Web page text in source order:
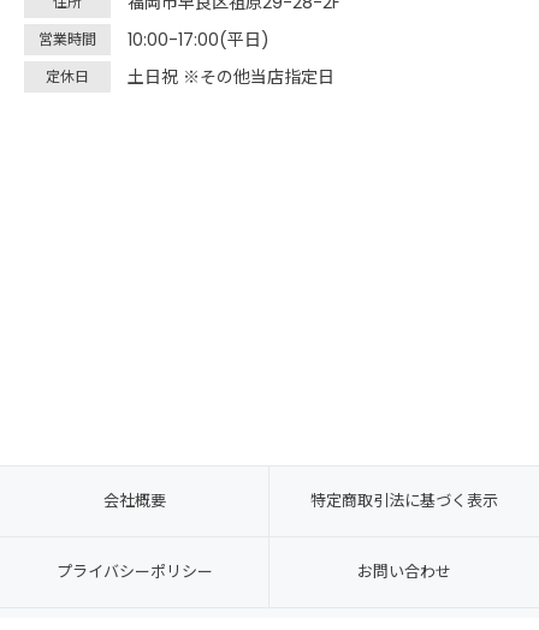
営業時間 10:00-17:00(平日)
定休日 土日祝 ※その他当店指定日
会社概要 特定商取引法に基づく表示
プライバシーポリシー お問い合わせ